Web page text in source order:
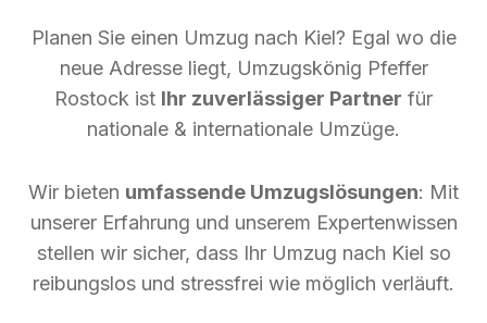
Planen Sie einen Umzug nach Kiel? Egal wo die
neue Adresse liegt, Umzugskönig Pfeffer
Rostock ist Ihr zuverlässiger Partner für
nationale & internationale Umzüge.
Wir bieten umfassende Umzugslösungen: Mit
unserer Erfahrung und unserem Expertenwissen
stellen wir sicher, dass Ihr Umzug nach Kiel so
reibungslos und stressfrei wie möglich verläuft.